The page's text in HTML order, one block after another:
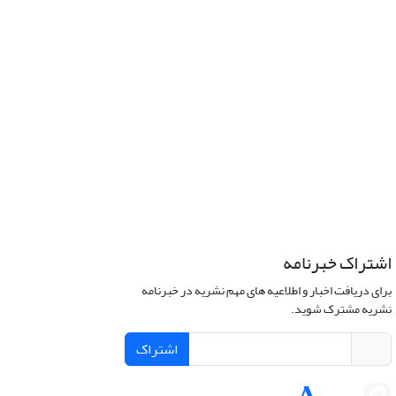
اشتراک خبرنامه
برای دریافت اخبار و اطلاعیه های مهم نشریه در خبرنامه
نشریه مشترک شوید.
اشتراک